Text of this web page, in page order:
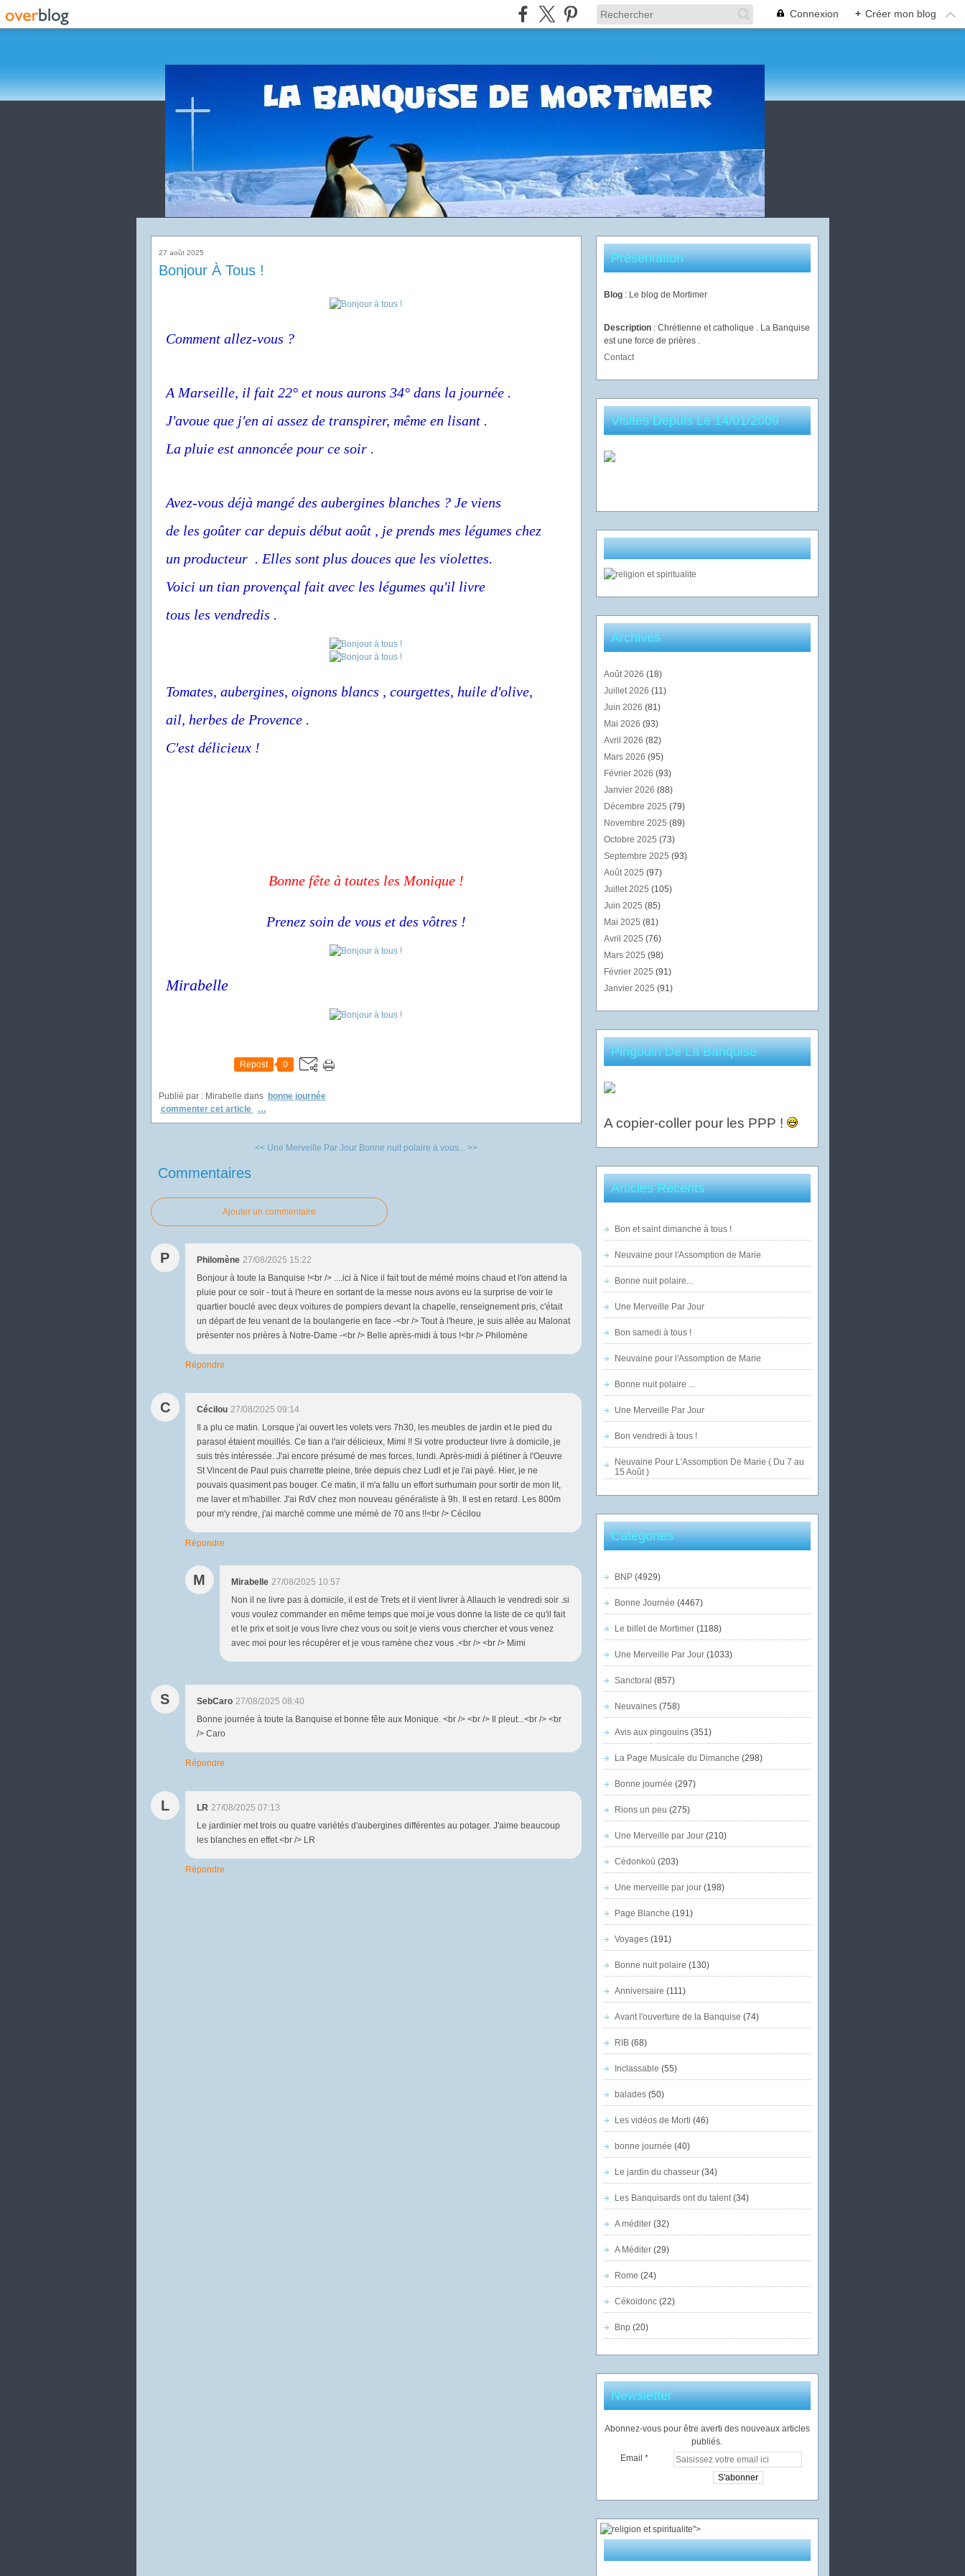
Connexion + Créer mon blog
27 août 2025
Bonjour À Tous !
Comment allez-vous ?
A Marseille, il fait 22° et nous aurons 34° dans la journée .
J'avoue que j'en ai assez de transpirer, même en lisant .
La pluie est annoncée pour ce soir .
Avez-vous déjà mangé des aubergines blanches ? Je viens
de les goûter car depuis début août , je prends mes légumes chez
un producteur . Elles sont plus douces que les violettes.
Voici un tian provençal fait avec les légumes qu'il livre
tous les vendredis .
Tomates, aubergines, oignons blancs , courgettes, huile d'olive,
ail, herbes de Provence .
C'est délicieux !
Bonne fête à toutes les Monique !
Prenez soin de vous et des vôtres !
Mirabelle
Repost 0
Publié par : Mirabelle dans bonne journée
commenter cet article
…
<< Une Merveille Par Jour Bonne nuit polaire à vous... >>
Commentaires
Ajouter un commentaire
P Philomène 27/08/2025 15:22
Bonjour à toute la Banquise !<br /> ....ici à Nice il fait tout de mémé moins chaud et l'on attend la
pluie pour ce soir - tout à l'heure en sortant de la messe nous avons eu la surprise de voir le
quartier bouclé avec deux voitures de pompiers devant la chapelle, renseignement pris, c'était
un départ de feu venant de la boulangerie en face -<br /> Tout à l'heure, je suis allée au Malonat
présenter nos prières à Notre-Dame -<br /> Belle après-midi à tous !<br /> Philomène
Répondre
C Cécilou 27/08/2025 09:14
Il a plu ce matin. Lorsque j'ai ouvert les volets vers 7h30, les meubles de jardin et le pied du
parasol étaient mouillés. Ce tian a l'air délicieux, Mimi !! Si votre producteur livre à domicile, je
suis très intéressée. J'ai encore présumé de mes forces, lundi. Après-midi à piétiner à l'Oeuvre
St Vincent de Paul puis charrette pleine, tirée depuis chez Ludl et je l'ai payé. Hier, je ne
pouvais quasiment pas bouger. Ce matin, il m'a fallu un effort surhumain pour sortir de mon lit,
me laver et m'habiller. J'ai RdV chez mon nouveau généraliste à 9h. Il est en retard. Les 800m
pour m'y rendre, j'ai marché comme une mémé de 70 ans !!<br /> Cécilou
Répondre
M Mirabelle 27/08/2025 10:57
Non il ne livre pas à domicile, il est de Trets et il vient livrer à Allauch le vendredi soir .si
vous voulez commander en même temps que moi,je vous donne la liste de ce qu'il fait
et le prix et soit je vous livre chez vous ou soit je viens vous chercher et vous venez
avec moi pour les récupérer et je vous ramène chez vous .<br /> <br /> Mimi
S SebCaro 27/08/2025 08:40
Bonne journée à toute la Banquise et bonne fête aux Monique. <br /> <br /> Il pleut...<br /> <br
/> Caro
Répondre
L LR 27/08/2025 07:13
Le jardinier met trois ou quatre variétés d'aubergines différentes au potager. J'aime beaucoup
les blanches en effet.<br /> LR
Répondre
Présentation
Blog : Le blog de Mortimer
Description : Chrétienne et catholique . La Banquise
est une force de prières .
Contact
Visites Depuis Le 14/01/2009
Archives
Août 2026 (18)
Juillet 2026 (11)
Juin 2026 (81)
Mai 2026 (93)
Avril 2026 (82)
Mars 2026 (95)
Février 2026 (93)
Janvier 2026 (88)
Décembre 2025 (79)
Novembre 2025 (89)
Octobre 2025 (73)
Septembre 2025 (93)
Août 2025 (97)
Juillet 2025 (105)
Juin 2025 (85)
Mai 2025 (81)
Avril 2025 (76)
Mars 2025 (98)
Février 2025 (91)
Janvier 2025 (91)
Pingouin De La Banquise
A copier-coller pour les PPP !
Articles Récents
Bon et saint dimanche à tous !
Neuvaine pour l'Assomption de Marie
Bonne nuit polaire...
Une Merveille Par Jour
Bon samedi à tous !
Neuvaine pour l'Assomption de Marie
Bonne nuit polaire ...
Une Merveille Par Jour
Bon vendredi à tous !
Neuvaine Pour L'Assomption De Marie ( Du 7 au
15 Août )
Catégories
BNP(4929)
Bonne Journée (4467)
Le billet de Mortimer(1188)
Une Merveille Par Jour(1033)
Sanctoral (857)
Neuvaines(758)
Avis aux pingouins(351)
La Page Musicale du Dimanche (298)
Bonne journée (297)
Rions un peu (275)
Une Merveille par Jour(210)
Cédonkoù (203)
Une merveille par jour(198)
Page Blanche (191)
Voyages(191)
Bonne nuit polaire (130)
Anniversaire (111)
Avant l'ouverture de la Banquise (74)
RIB(68)
Inclassable (55)
balades(50)
Les vidéos de Morti (46)
bonne journée (40)
Le jardin du chasseur(34)
Les Banquisards ont du talent(34)
A méditer(32)
A Méditer(29)
Rome (24)
Cékoidonc(22)
Bnp (20)
Newsletter
Abonnez-vous pour être averti des nouveaux articles
publiés.
Email
">